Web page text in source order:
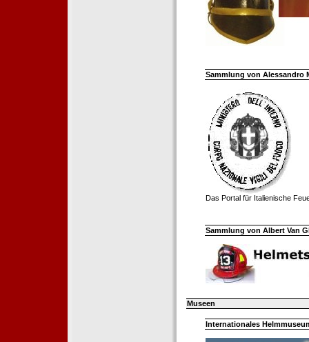
Sammlung von Alessandro
Das Portal für Italienische
Sammlung von Albert Van
Museen
Internationales